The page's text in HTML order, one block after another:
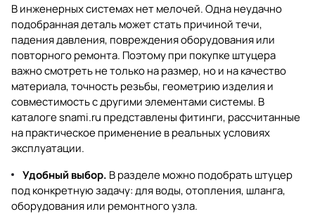
В инженерных системах нет мелочей. Одна неудачно
подобранная деталь может стать причиной течи,
падения давления, повреждения оборудования или
повторного ремонта. Поэтому при покупке штуцера
важно смотреть не только на размер, но и на качество
материала, точность резьбы, геометрию изделия и
совместимость с другими элементами системы. В
каталогеsnami.ru представлены фитинги, рассчитанные
на практическое применение в реальных условиях
эксплуатации.
Удобный выбор. В разделе можно подобрать штуцер
под конкретную задачу: для воды, отопления, шланга,
оборудования или ремонтного узла.